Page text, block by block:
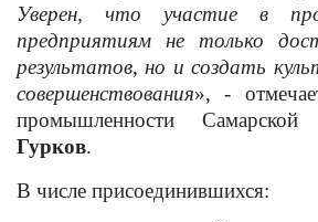
Уверен, что участие в
предприятиям не только
результатов, но и создать
совершенствования», -
промышленности
Гурков.
В числе присоединившихся: